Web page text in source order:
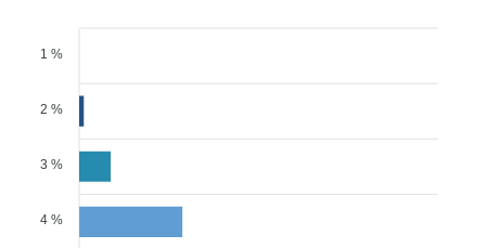
1 %
2 %
3 %
4 %